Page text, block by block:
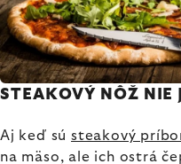
STEAKOVÝ NÔŽ NIE
Aj keď sústeakový
na mäso, ale ich ostrá